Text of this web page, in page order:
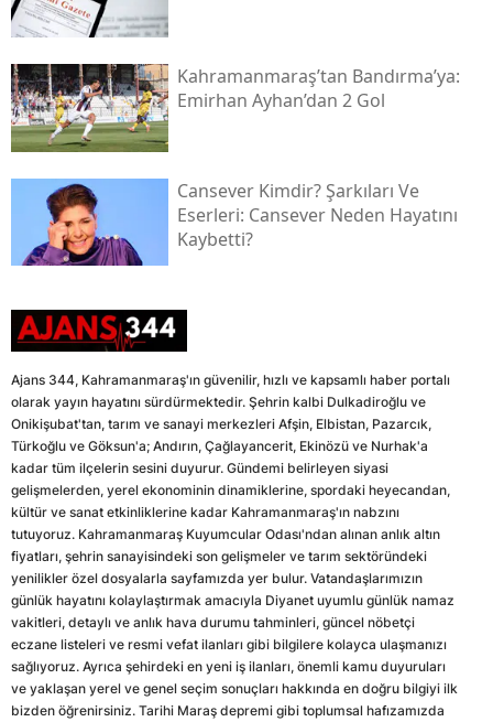
Kahramanmaraş’tan Bandırma’ya:
Emirhan Ayhan’dan 2 Gol
Cansever Kimdir? Şarkıları Ve
Eserleri: Cansever Neden Hayatını
Kaybetti?
Ajans 344, Kahramanmaraş'ın güvenilir, hızlı ve kapsamlı haber portalı
olarak yayın hayatını sürdürmektedir. Şehrin kalbi Dulkadiroğlu ve
Onikişubat'tan, tarım ve sanayi merkezleri Afşin, Elbistan, Pazarcık,
Türkoğlu ve Göksun'a; Andırın, Çağlayancerit, Ekinözü ve Nurhak'a
kadar tüm ilçelerin sesini duyurur. Gündemi belirleyen siyasi
gelişmelerden, yerel ekonominin dinamiklerine, spordaki heyecandan,
kültür ve sanat etkinliklerine kadar Kahramanmaraş'ın nabzını
tutuyoruz. Kahramanmaraş Kuyumcular Odası'ndan alınan anlık altın
fiyatları, şehrin sanayisindeki son gelişmeler ve tarım sektöründeki
yenilikler özel dosyalarla sayfamızda yer bulur. Vatandaşlarımızın
günlük hayatını kolaylaştırmak amacıyla Diyanet uyumlu günlük namaz
vakitleri, detaylı ve anlık hava durumu tahminleri, güncel nöbetçi
eczane listeleri ve resmi vefat ilanları gibi bilgilere kolayca ulaşmanızı
sağlıyoruz. Ayrıca şehirdeki en yeni iş ilanları, önemli kamu duyuruları
ve yaklaşan yerel ve genel seçim sonuçları hakkında en doğru bilgiyi ilk
bizden öğrenirsiniz. Tarihi Maraş depremi gibi toplumsal hafızamızda